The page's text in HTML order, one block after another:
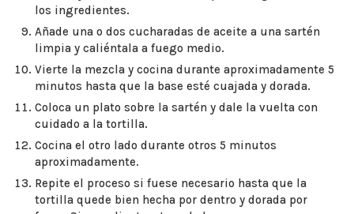
los ingredientes.
Añade una o dos cucharadas de aceite a una sartén
limpia y caliéntala a fuego medio.
Vierte la mezcla y cocina durante aproximadamente 5
minutos hasta que la base esté cuajada y dorada.
Coloca un plato sobre la sartén y dale la vuelta con
cuidado a la tortilla.
Cocina el otro lado durante otros 5 minutos
aproximadamente.
Repite el proceso si fuese necesario hasta que la
tortilla quede bien hecha por dentro y dorada por